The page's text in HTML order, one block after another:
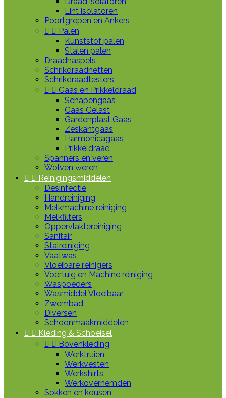
Lint isolatoren
Poortgrepen en Ankers
  Palen
Kunststof palen
Stalen palen
Draadhaspels
Schrikdraadnetten
Schrikdraadtesters
  Gaas en Prikkeldraad
Schapengaas
Gaas Gelast
Gardenplast Gaas
Zeskantgaas
Harmonicagaas
Prikkeldraad
Spanners en veren
Wolven weren
  Reinigingsmiddelen
Desinfectie
Handreiniging
Melkmachine reiniging
Melkfilters
Oppervlaktereiniging
Sanitair
Stalreiniging
Vaatwas
Vloeibare reinigers
Voertuig en Machine reiniging
Waspoeders
Wasmiddel Vloeibaar
Zwembad
Diversen
Schoonmaakmiddelen
  Kleding & Schoeisel
  Bovenkleding
Werktruien
Werkvesten
Werkshirts
Werkoverhemden
Sokken en kousen